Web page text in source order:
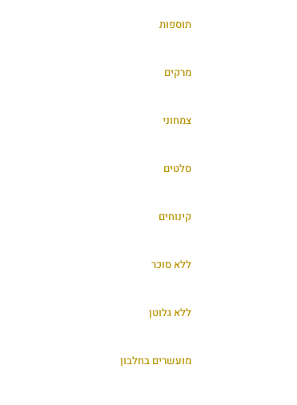
תוספות
מרקים
צמחוני
סלטים
קינוחים
ללא סוכר
ללא גלוטן
מועשרים בחלבון